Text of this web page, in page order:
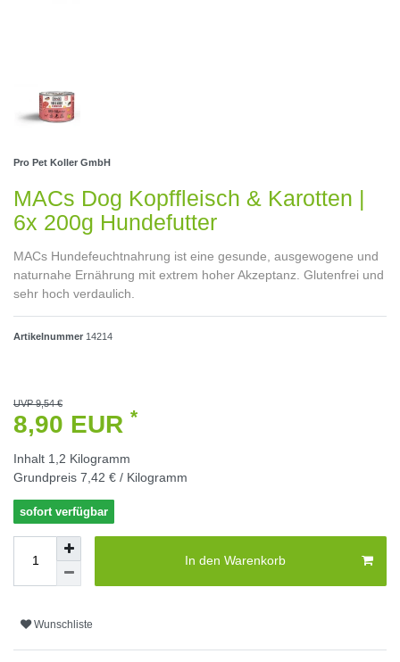
Pro Pet Koller GmbH
MACs Dog Kopffleisch & Karotten |
6x 200g Hundefutter
MACs Hundefeuchtnahrung ist eine gesunde, ausgewogene und
naturnahe Ernährung mit extrem hoher Akzeptanz. Glutenfrei und
sehr hoch verdaulich.
Artikelnummer 14214
UVP 9,54 €
8,90 EUR *
Inhalt 1,2 Kilogramm
Grundpreis 7,42 € / Kilogramm
sofort verfügbar
In den Warenkorb
Wunschliste